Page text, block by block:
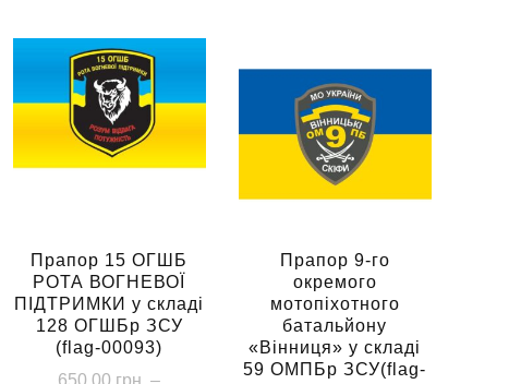
Прапор 15 ОГШБ
РОТА ВОГНЕВОЇ
ПІДТРИМКИ у складі
128 ОГШБр ЗСУ
(flag-00093)
Прапор 9-го
окремого
мотопіхотного
батальйону
«Вінниця» у складі
59 ОМПБр ЗСУ(flag-